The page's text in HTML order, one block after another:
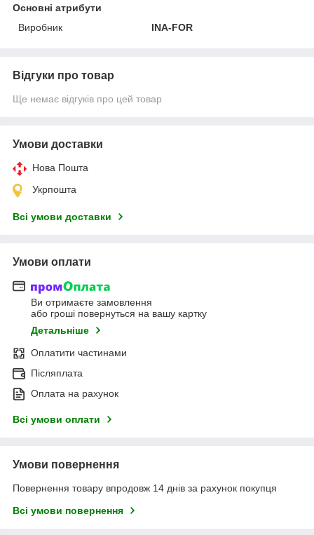
Основні атрибути
Виробник
INA-FOR
Відгуки про товар
Ще немає відгуків про цей товар
Умови доставки
Нова Пошта
Укрпошта
Всі умови доставки
Умови оплати
Ви отримаєте замовлення
або гроші повернуться на вашу картку
Детальніше
Оплатити частинами
Післяплата
Оплата на рахунок
Всі умови оплати
Умови повернення
Повернення товару впродовж 14 днів за рахунок покупця
Всі умови повернення